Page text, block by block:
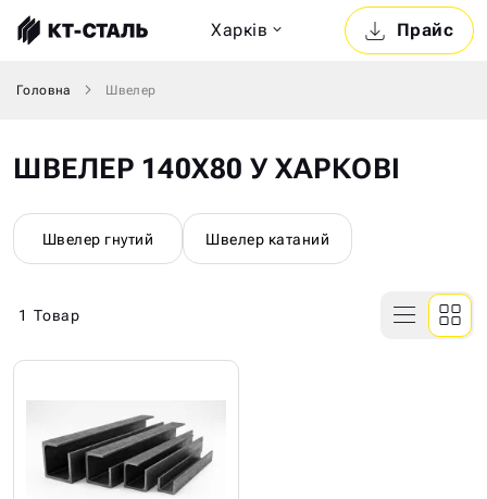
Прайс
Харкiв
Головна Швелер
ШВЕЛЕР 140Х80 У ХАРКОВІ
Швелер гнутий Швелер катаний
1 Товар